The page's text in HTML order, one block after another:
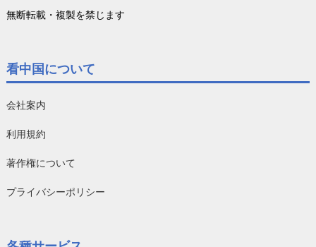
無断転載・複製を禁じます
看中国について
会社案内
利用規約
著作権について
プライバシーポリシー